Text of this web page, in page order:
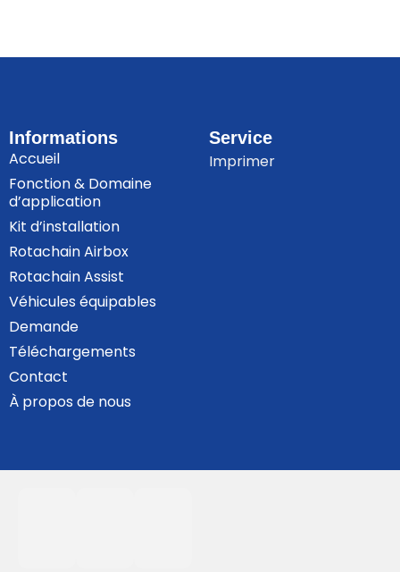
Informations
Accueil
Fonction & Domaine
d’application
Kit d’installation
Rotachain Airbox
Rotachain Assist
Véhicules équipables
Demande
Téléchargements
Contact
À propos de nous
Service
Imprimer